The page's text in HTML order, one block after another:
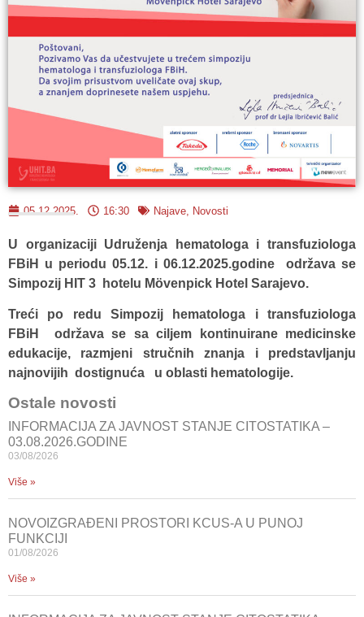
05.12.2025. 16:30 Najave Novosti
U organizaciji Udruženja hematologa i transfuziologa
FBiH u periodu 05.12. i 06.12.2025.godine održava se
Simpozij HIT 3 hotelu Mövenpick Hotel Sarajevo.
Treći po redu Simpozij hematologa i transfuziologa
FBiH održava se sa ciljem kontinuirane medicinske
edukacije, razmjeni stručnih znanja i predstavljanju
najnovijih dostignuća u oblasti hematologije.
Ostale novosti
INFORMACIJA ZA JAVNOST STANJE CITOSTATIKA –
03.08.2026.GODINE
03/08/2026
Više »
NOVOIZGRAĐENI PROSTORI KCUS-A U PUNOJ
FUNKCIJI
01/08/2026
Više »